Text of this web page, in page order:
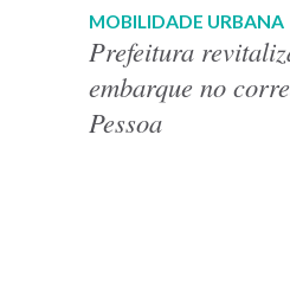
MOBILIDADE URBANA
Prefeitura
embarque no
Pessoa